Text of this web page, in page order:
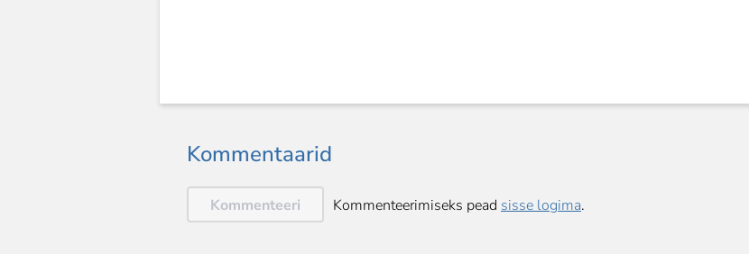
Kommentaarid
Kommenteeri Kommenteerimiseks pead sisse logima.